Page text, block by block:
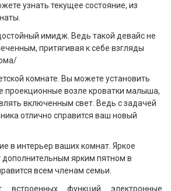
узнать текущее состояние, из
имидж. Ведь такой девайс не
притягивая к себе взгляды
комнате. Вы можете установить
проекционные возле кроватки малыша,
включенным свет. Ведь с задачей
отлично справится ваш новый
в интерьер ваших комнат. Яркое
дополнительным ярким пятном в
всем членам семьи.
встроенных функций электронные